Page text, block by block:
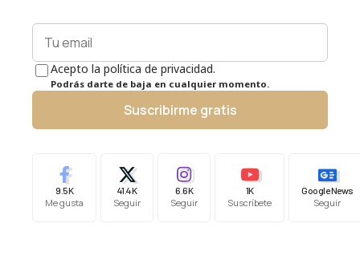
Acepto la política de privacidad.
Podrás darte de baja en cualquier momento.
Suscribirme gratis
9.5K
Me gusta
41.4K
Seguir
6.6K
Seguir
1K
Suscríbete
Google News
Seguir